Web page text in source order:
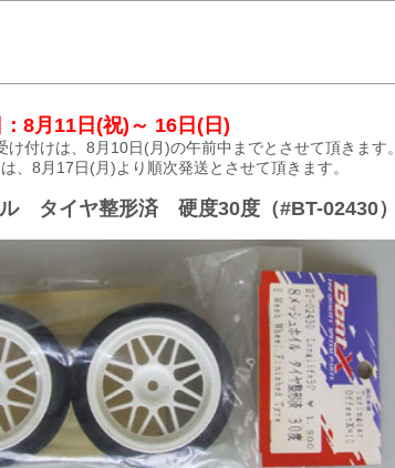
8月11日(祝)～ 16日(日)
付けは、8月10日(月)の午前中までとさせて頂きます。
、8月17日(月)より順次発送とさせて頂きます。
タイヤ整形済 硬度30度（#BT-02430）